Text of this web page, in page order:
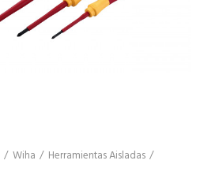
Wiha
Herramientas Aisladas